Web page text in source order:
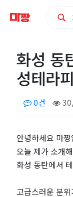
화
성
탄
테
라
피
화성 동
성테라
0건
안녕하세요 마
오늘 제가 소개
화성 동탄에서
고급스러운 분